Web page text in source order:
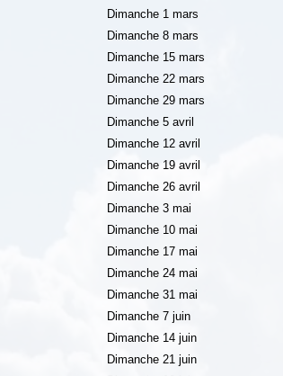
Dimanche 1 mars
Dimanche 8 mars
Dimanche 15 mars
Dimanche 22 mars
Dimanche 29 mars
Dimanche 5 avril
Dimanche 12 avril
Dimanche 19 avril
Dimanche 26 avril
Dimanche 3 mai
Dimanche 10 mai
Dimanche 17 mai
Dimanche 24 mai
Dimanche 31 mai
Dimanche 7 juin
Dimanche 14 juin
Dimanche 21 juin